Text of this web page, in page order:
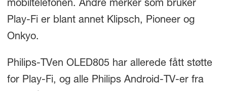
mobiltelefonen. Andre merker som bruker
Play-Fi er blant annet Klipsch, Pioneer og
Onkyo.
Philips-TVen OLED805 har allerede fått støtte
for Play-Fi, og alle Philips Android-TV-er fra